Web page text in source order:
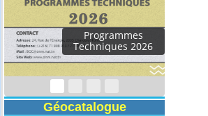
Programmes
Techniques 2026
Géocatalogue